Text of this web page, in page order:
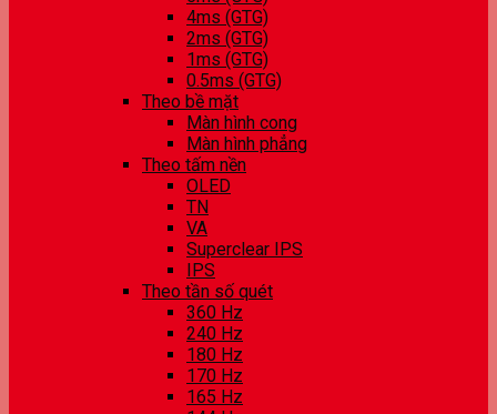
4ms (GTG)
2ms (GTG)
1ms (GTG)
0.5ms (GTG)
Theo bề mặt
Màn hình cong
Màn hình phẳng
Theo tấm nền
OLED
TN
VA
Superclear IPS
IPS
Theo tần số quét
360 Hz
240 Hz
180 Hz
170 Hz
165 Hz